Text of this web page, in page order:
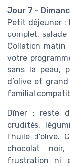
Jour 7 –
Petit déjeuner :
complet,
Collation
votre
sans la peau,
d’olive et
familial
Dîner : reste
crudités,
l’huile
chocolat
frustration ni